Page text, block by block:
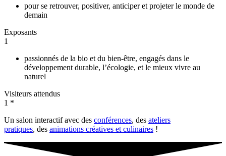
pour se retrouver, positiver, anticiper et projeter le monde de
demain
Exposants
1
passionnés de la bio et du bien-être, engagés dans le
développement durable, l’écologie, et le mieux vivre au
naturel
Visiteurs attendus
1 *
Un salon interactif avec des conférences, des ateliers
pratiques, des animations créatives et culinaires !